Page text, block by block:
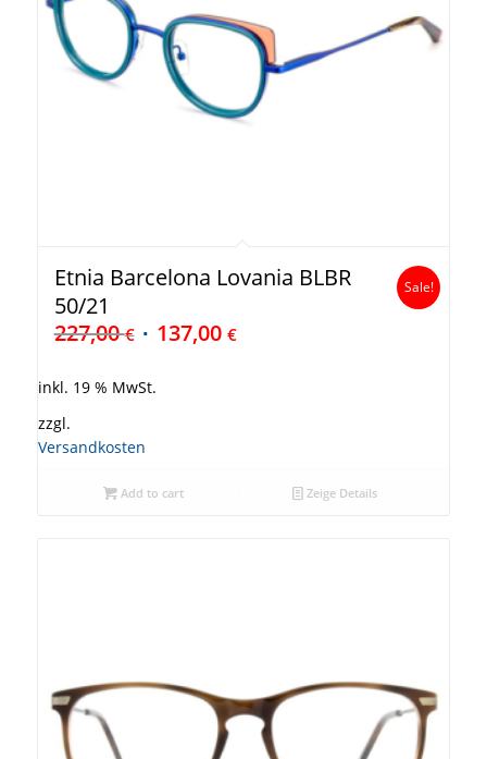
Etnia Barcelona Lovania BLBR
50/21
227,00€ 137,00 €
Sale!
inkl. 19 % MwSt.
zzgl.
Versandkosten
Add to cart Zeige Details